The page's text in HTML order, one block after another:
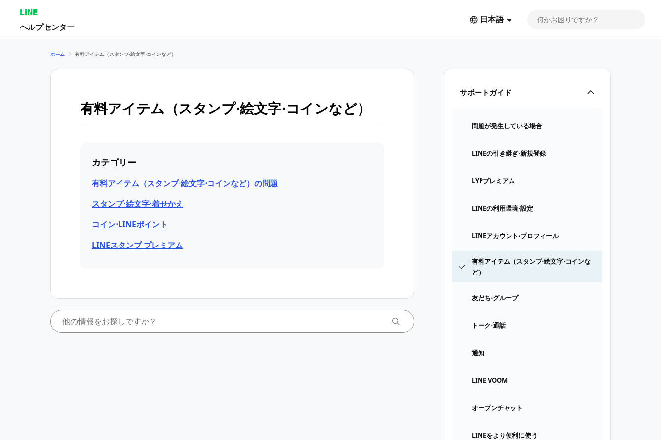
LINE
ヘルプセンター
日本語
サポートガイド
問題が発生している場合
LINEの引き継ぎ⋅新規登録
LYPプレミアム
LINEの利用環境⋅設定
LINEアカウント⋅プロフィール
有料アイテム（スタンプ⋅絵文字⋅コインな
ど）
友だち⋅グループ
トーク⋅通話
通知
LINE VOOM
オープンチャット
LINEをより便利に使う
ホーム 有料アイテム（スタンプ⋅絵文字⋅コインなど）
有料アイテム（スタンプ⋅絵文字⋅コインなど）
カテゴリー
有料アイテム（スタンプ⋅絵文字⋅コインなど）の問題
スタンプ⋅絵文字⋅着せかえ
コイン⋅LINEポイント
LINEスタンプ プレミアム